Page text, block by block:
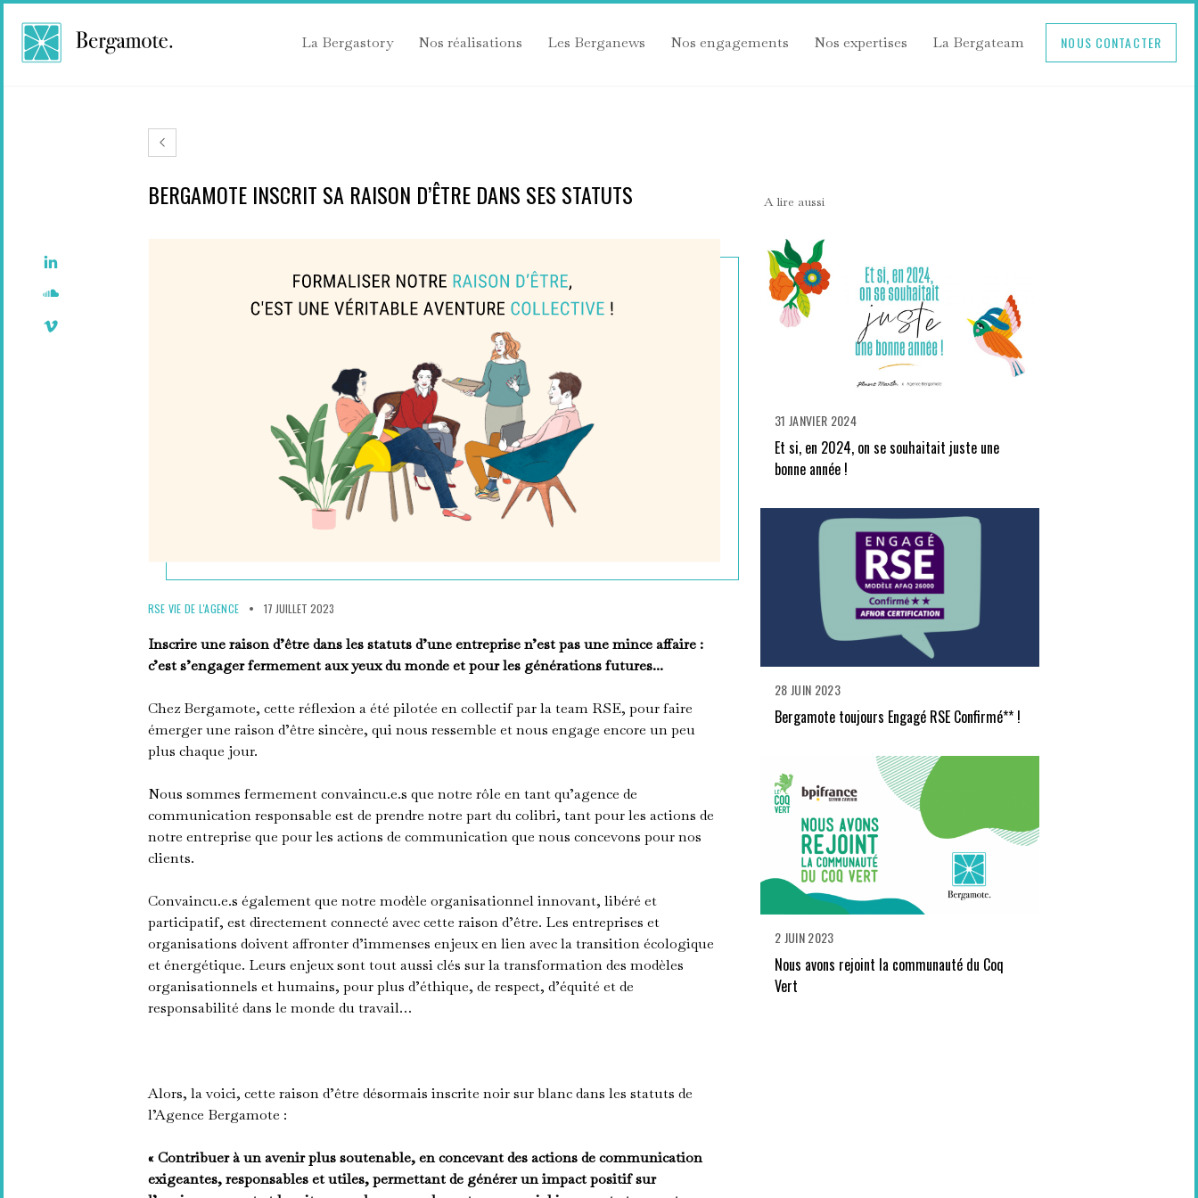
La Bergastory Nos réalisations Les Berganews Nos engagements Nos expertises La Bergateam NOUS CONTACTER
BERGAMOTE INSCRIT SA RAISON D’ÊTRE DANS SES STATUTS A lire aussi
RSE VIE DE L'AGENCE 17 JUILLET 2023
Inscrire une raison d’être dans les statuts d’une entreprise n’est pas une mince affaire :
c’est s’engager fermement aux yeux du monde et pour les générations futures...
Chez Bergamote, cette réflexion a été pilotée en collectif par la team RSE, pour faire
émerger une raison d’être sincère, qui nous ressemble et nous engage encore un peu
plus chaque jour.
Nous sommes fermement convaincu.e.s que notre rôle en tant qu’agence de
communication responsable est de prendre notre part du colibri, tant pour les actions de
notre entreprise que pour les actions de communication que nous concevons pour nos
clients.
Convaincu.e.s également que notre modèle organisationnel innovant, libéré et
participatif, est directement connecté avec cette raison d’être. Les entreprises et
organisations doivent affronter d’immenses enjeux en lien avec la transition écologique
et énergétique. Leurs enjeux sont tout aussi clés sur la transformation des modèles
organisationnels et humains, pour plus d’éthique, de respect, d’équité et de
responsabilité dans le monde du travail…
Alors, la voici, cette raison d’être désormais inscrite noir sur blanc dans les statuts de
l’Agence Bergamote :
« Contribuer à un avenir plus soutenable, en concevant des actions de communication
exigeantes, responsables et utiles, permettant de générer un impact positif sur
31 JANVIER 2024
Et si, en 2024, on se souhaitait juste une
bonne année !
28 JUIN 2023
Bergamote toujours Engagé RSE Confirmé** !
2 JUIN 2023
Nous avons rejoint la communauté du Coq
Vert